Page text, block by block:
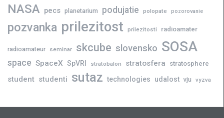
NASA pecs planetarium podujatie polopate pozorovanie
pozvanka prilezitost prilezitosti radioamater
radioamateur seminar skcube slovensko SOSA
space SpaceX SpVRI stratobalon stratosfera stratosphere
student studenti sutaz technologies udalost vju vyzva